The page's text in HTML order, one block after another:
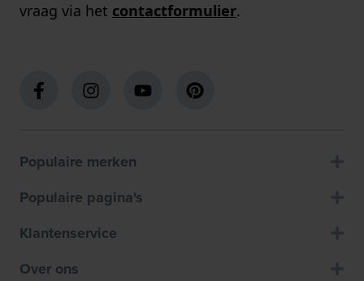
vraag via het contactformulier.
Populaire merken
Populaire pagina's
Klantenservice
Over ons